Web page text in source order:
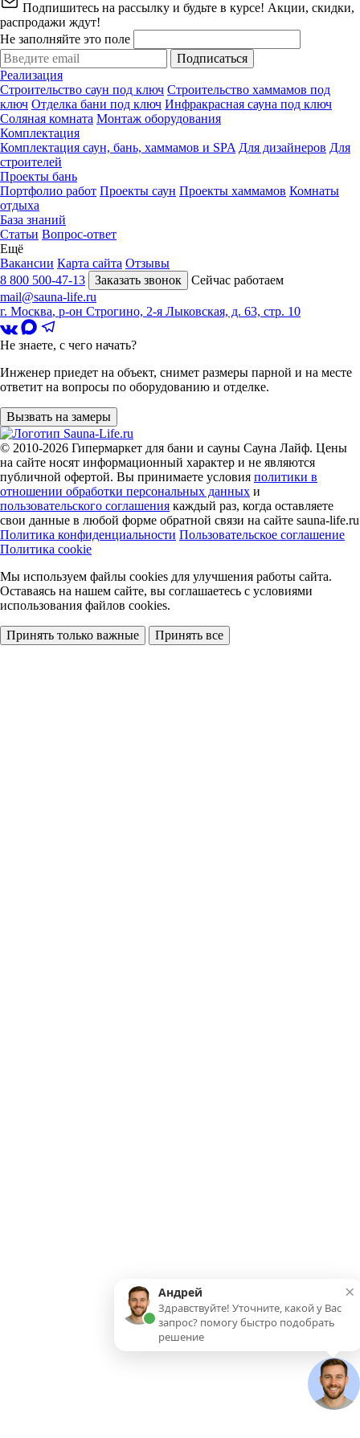
Подпишитесь на рассылку и будьте в курсе! Акции, скидки,
распродажи ждут!
Не заполняйте это поле
Подписаться
Реализация
Строительство саун под ключ Строительство хаммамов под
ключ Отделка бани под ключ Инфракрасная сауна под ключ
Соляная комната Монтаж оборудования
Комплектация
Комплектация саун, бань, хаммамов и SPA Для дизайнеров Для
строителей
Проекты бань
Портфолио работ Проекты саун Проекты хаммамов Комнаты
отдыха
База знаний
Статьи Вопрос-ответ
Ещё
Вакансии Карта сайта Отзывы
8 800 500-47-13
Заказать звонок
Сейчас работаем
mail@sauna-life.ru
г. Москва, р-он Строгино, 2-я Лыковская, д. 63, стр. 10
Не знаете, с чего начать?
Инженер приедет на объект, снимет размеры парной и на месте
ответит на вопросы по оборудованию и отделке.
Вызвать на замеры
© 2010-2026 Гипермаркет для бани и сауны Сауна Лайф. Цены
на сайте носят информационный характер и не являются
публичной офертой. Вы принимаете условия политики в
отношении обработки персональных данных и
пользовательского соглашения каждый раз, когда оставляете
свои данные в любой форме обратной связи на сайте sauna-life.ru
Политика конфиденциальности Пользовательское соглашение
Политика cookie
Мы используем файлы cookies для улучшения работы сайта.
Оставаясь на нашем сайте, вы соглашаетесь с условиями
использования файлов cookies.
Принять только важные Принять все
×
Андрей
Здравствуйте! Уточните, какой у Вас
запрос? помогу быстро подобрать
решение